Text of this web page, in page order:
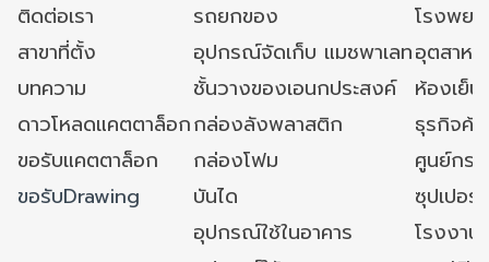
ติดต่อเรา
รถยกของ
โรงพย
สาขาที่ตั้ง
อุปกรณ์จัดเก็บ แมชพาเลทอุตสาหก
บทความ
ชั้นวางของเอนกประสงค์
ห้องเย็
ดาวโหลดแคตตาล็อกกล่องลังพลาสติก
ธุรกิจค้
ขอรับแคตตาล็อก
กล่องโฟม
ศูนย์กร
ขอรับDrawing
บันได
ซุปเปอ
อุปกรณ์ใช้ในอาคาร
โรงงา